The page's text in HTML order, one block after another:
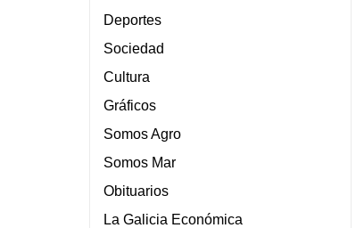
Deportes
Sociedad
Cultura
Gráficos
Somos Agro
Somos Mar
Obituarios
La Galicia Económica